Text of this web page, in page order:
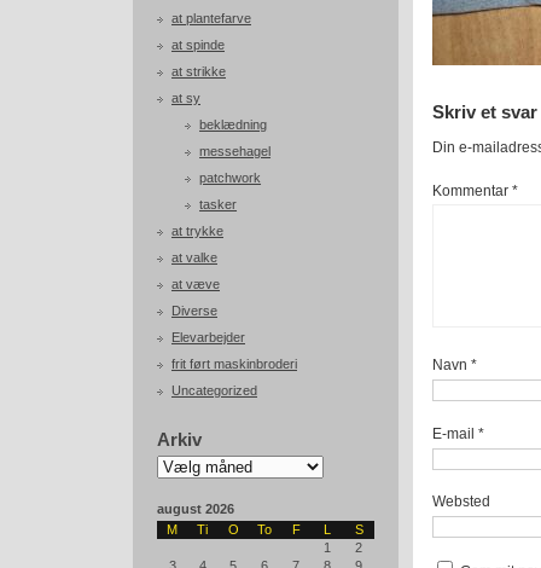
at plantefarve
at spinde
at strikke
at sy
beklædning
messehagel
patchwork
tasker
at trykke
at valke
at væve
Diverse
Elevarbejder
frit ført maskinbroderi
Uncategorized
Arkiv
Arkiv
august 2026
M
Ti O To F L
S
1
2
Skriv et svar
Din e-
Kommentar *
Navn *
E-mail *
Websted